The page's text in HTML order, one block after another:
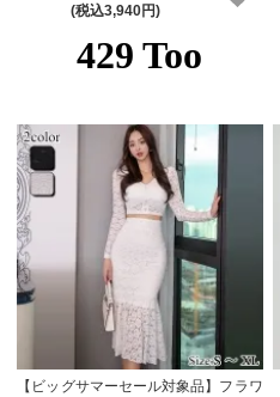
(税込3,940円)
【ビッグサマーセール対象品】フラワ